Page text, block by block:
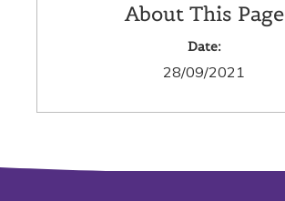
About This Page
Date:
28/09/2021